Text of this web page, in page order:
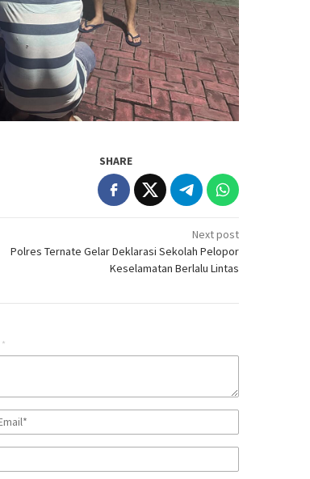
SHARE
Next post
Polres Ternate Gelar Deklarasi Sekolah Pelopor
Keselamatan Berlalu Lintas
*